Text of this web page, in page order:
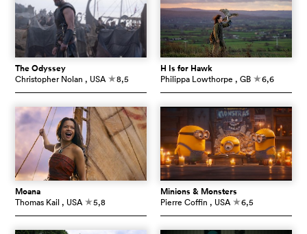
The Odyssey
Christopher Nolan , USA c8,5
H Is for Hawk
Philippa Lowthorpe , GB c6,6
Moana
Thomas Kail , USA c5,8
Minions & Monsters
Pierre Coffin , USA c6,5